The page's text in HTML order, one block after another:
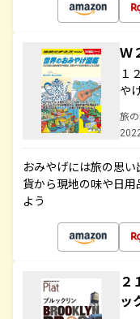
Ｗ
１
や
旅
おみやげには旅の思
貨から現地の味や日
よう
ッ